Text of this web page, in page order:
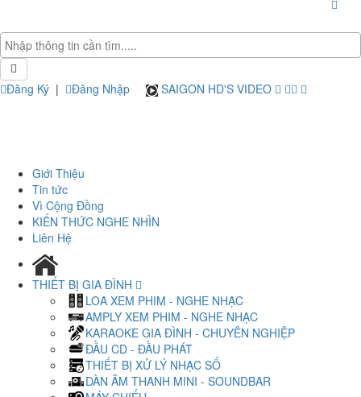
Đăng Ký | Đăng Nhập SAIGON HD'S VIDEO
Giới Thiệu
Tin tức
Vì Cộng Đồng
KIẾN THỨC NGHE NHÌN
Liên Hệ
THIẾT BỊ GIA ĐÌNH
LOA XEM PHIM - NGHE NHẠC
AMPLY XEM PHIM - NGHE NHẠC
KARAOKE GIA ĐÌNH - CHUYÊN NGHIỆP
ĐẦU CD - ĐẦU PHÁT
THIẾT BỊ XỬ LÝ NHẠC SỐ
DÀN ÂM THANH MINI - SOUNDBAR